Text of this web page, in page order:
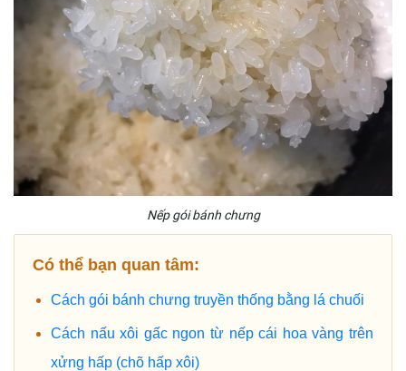
Nếp gói bánh chưng
Có thể bạn quan tâm:
Cách gói bánh chưng truyền thống bằng lá chuối
Cách nấu xôi gấc ngon từ nếp cái hoa vàng trên
xửng hấp (chõ hấp xôi)